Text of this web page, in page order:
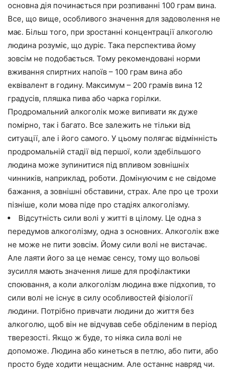
основна дія починається при розпиванні 100 грам вина.
Все, що вище, особливого значення для задоволення не
має. Більш того, при зростанні концентрації алкоголю
людина розуміє, що дуріє. Така перспектива йому
зовсім не подобається. Тому рекомендовані норми
вживання спиртних напоїв – 100 грам вина або
еквівалент в годину. Максимум – 200 грамів вина 12
градусів, пляшка пива або чарка горілки.
Продромальний алкоголік може випивати як дуже
помірно, так і багато. Все залежить не тільки від
ситуації, але і його самого. У цьому полягає відмінність
продромальній стадії від першої, коли здебільшого
людина може зупинитися під впливом зовнішніх
чинників, наприклад, роботи. Домінуючим є не свідоме
бажання, а зовнішні обставини, страх. Але про це трохи
пізніше, коли мова піде про стадіях алкоголізму.
Відсутність сили волі у житті в цілому. Це одна з
передумов алкоголізму, одна з основних. Алкоголік вже
не може не пити зовсім. Йому сили волі не вистачає.
Але лаяти його за це немає сенсу, тому що вольові
зусилля мають значення лише для профілактики
споювання, а коли алкоголізм людина вже підхопив, то
сили волі не існує в силу особливостей фізіології
людини. Потрібно привчати людини до життя без
алкоголю, щоб він не відчував себе обділеним в період
тверезості. Якщо ж буде, то ніяка сила волі не
допоможе. Людина або кинеться в петлю, або пити, або
просто буде ходити нещасним. Але останнє навряд чи.